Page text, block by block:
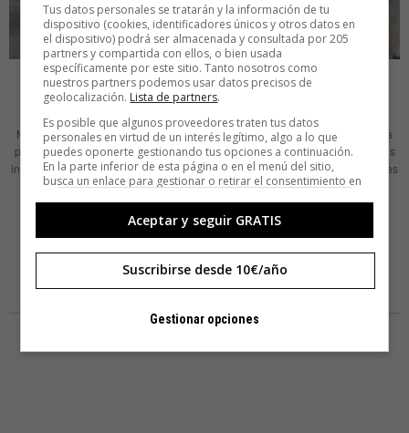
IDEAS ANNA BAEZA
Corte tropical
Muchos se han marchado a causa del precio de los alquileres. Pero todavía
pueden verse algunos de los comercios abiertos en los años noventa por los
inmigrantes dominicanos que llegaron al barrio de Sant Pere (Barcelona). Las
peluquerías son mucho más que lugares donde uno acude a arreglarse el
pelo. Son verdaderos centros de reunión donde mujeres y hombres se
Tus datos personales se tratarán y la información de tu
dispositivo (cookies, identificadores únicos y otros datos en
el dispositivo) podrá ser almacenada y consultada por 205
partners y compartida con ellos, o bien usada
específicamente por este sitio. Tanto nosotros como
nuestros partners podemos usar datos precisos de
geolocalización. Lista de partners.
Es posible que algunos proveedores traten tus datos
personales en virtud de un interés legítimo, algo a lo que
puedes oponerte gestionando tus opciones a continuación.
En la parte inferior de esta página o en el menú del sitio,
busca un enlace para gestionar o retirar el consentimiento en
Aceptar y seguir GRATIS
Suscribirse desde 10€/año
Gestionar opciones